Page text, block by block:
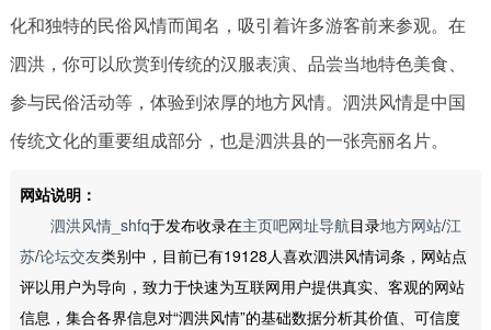
化和独特的民俗风情而闻名，吸引着许多游客前来参观。在
泗洪，你可以欣赏到传统的汉服表演、品尝当地特色美食、
参与民俗活动等，体验到浓厚的地方风情。泗洪风情是中国
传统文化的重要组成部分，也是泗洪县的一张亮丽名片。
网站说明：
泗洪风情_shfq于发布收录在主页吧网址导航目录地方网站/江
苏/论坛交友类别中，目前已有19128人喜欢泗洪风情词条，网站点
评以用户为导向，致力于快速为互联网用户提供真实、客观的网站
信息，集合各界信息对“泗洪风情”的基础数据分析其价值、可信度